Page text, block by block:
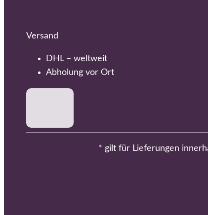
Versand
DHL – weltweit
Abholung vor Ort
* gilt für Lieferungen